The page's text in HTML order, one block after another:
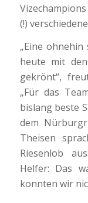
(!)
„Eine
heute mit
gekrönt“,
„Für das
bislang beste
dem
Theisen
Riesenlob
Helfer: Das
konnten wir